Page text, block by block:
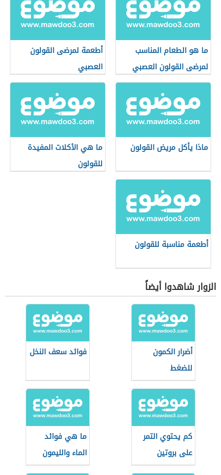
ما هو الطعام المناسب
لمرضى القولون العصبي
أطعمة لمرضى القولون
العصبي
ماذا يأكل مريض القولون
ما هي الأكلات المفيدة
للقولون
أطعمة مناسبة للقولون
الزوار شاهدوا أيضاً
أضرار الكمون
للضغط
فوائد سعف النخل
كم يحتوي التمر
على بروتين
ما هي فوائد
الماء والليمون